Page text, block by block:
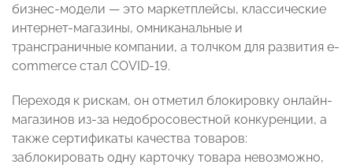
бизнес-модели — это маркетплейсы, классические
интернет-магазины, омниканальные и
трансграничные компании, а толчком для развития e-
commerce стал COVID-19.
Переходя к рискам, он отметил блокировку онлайн-
магазинов из-за недобросовестной конкуренции, а
также сертификаты качества товаров:
заблокировать одну карточку товара невозможно,